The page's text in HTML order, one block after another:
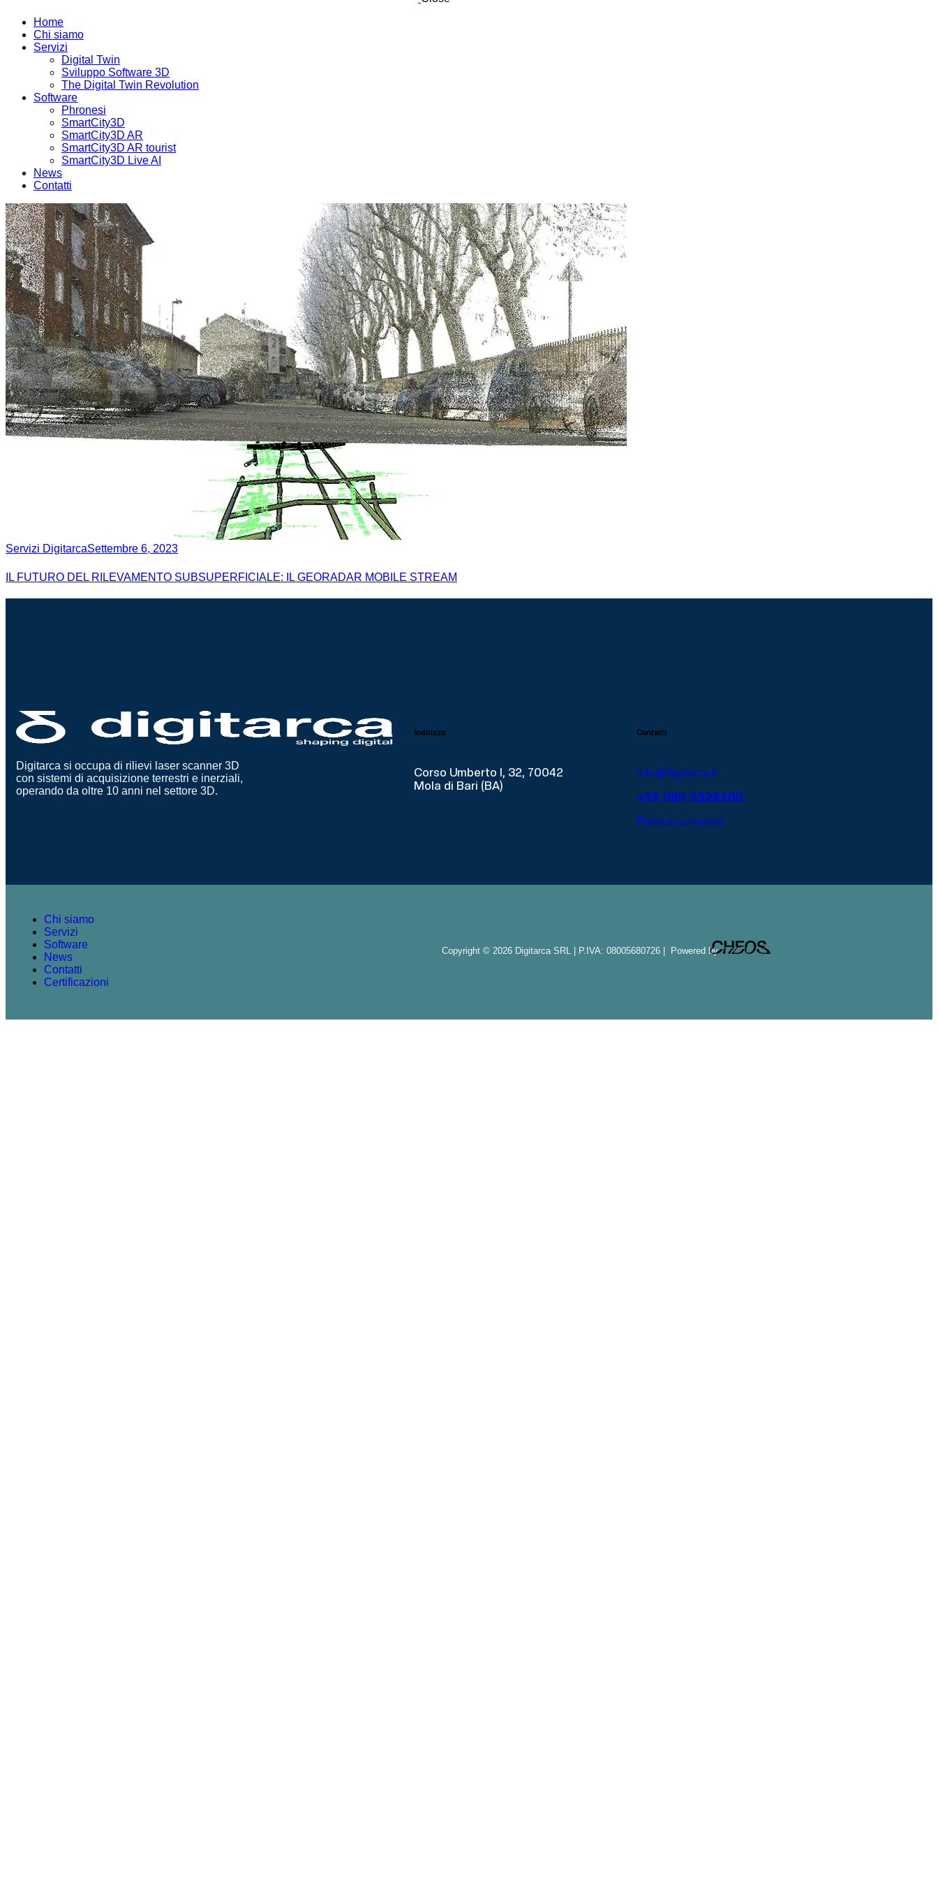
Home
Chi siamo
Servizi
Digital Twin
Sviluppo Software 3D
The Digital Twin Revolution
Software
Phronesi
SmartCity3D
SmartCity3D AR
SmartCity3D AR tourist
SmartCity3D Live AI
News
Contatti
Servizi DigitarcaSettembre 6, 2023
IL FUTURO DEL RILEVAMENTO SUBSUPERFICIALE: IL GEORADAR MOBILE STREAM
Digitarca si occupa di rilievi laser scanner 3D
con sistemi di acquisizione terrestri e inerziali,
operando da oltre 10 anni nel settore 3D.
Indirizzo
Corso Umberto I, 32, 70042
Mola di Bari (BA)
Contatti
info@digitarca.it
+39 080 3325100
Politica aziendale
Chi siamo
Servizi
Software
News
Contatti
Certificazioni
Copyright © 2026 Digitarca SRL | P.IVA: 08005680726 | Powered by